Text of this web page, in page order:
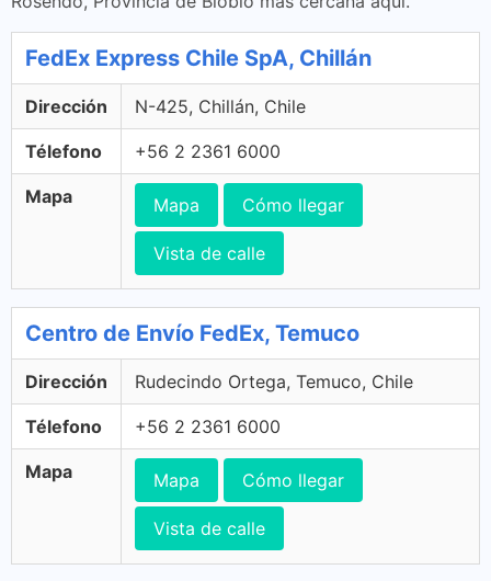
FedEx Express Chile SpA, Chillán
Dirección N-425, Chillán, Chile
Télefono +56 2 2361 6000
Mapa Mapa Cómo llegar
Vista de calle
Centro de Envío FedEx, Temuco
Dirección Rudecindo Ortega, Temuco, Chile
Télefono +56 2 2361 6000
Mapa Mapa Cómo llegar
Vista de calle